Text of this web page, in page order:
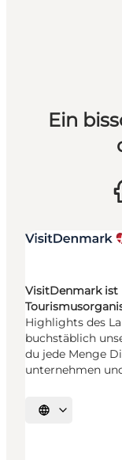
Ein
VisitDenmark ist
Highlights des
buchstäblich
du jede Menge
unternehmen
Sprache